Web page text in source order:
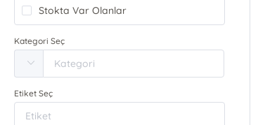
Stokta Var Olanlar
Kategori Seç
Etiket Seç